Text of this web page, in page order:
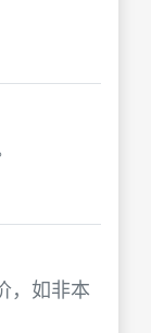
，如非本